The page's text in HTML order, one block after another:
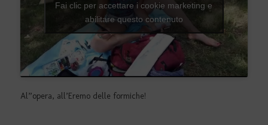
Fai clic per accettare i cookie marketing e
abilitare questo contenuto
Al”opera, all’Eremo delle formiche!